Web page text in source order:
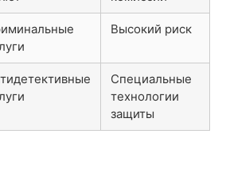
Высокий риск
Специальные
технологии
защиты